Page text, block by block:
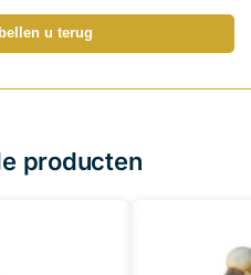
u terug
producten